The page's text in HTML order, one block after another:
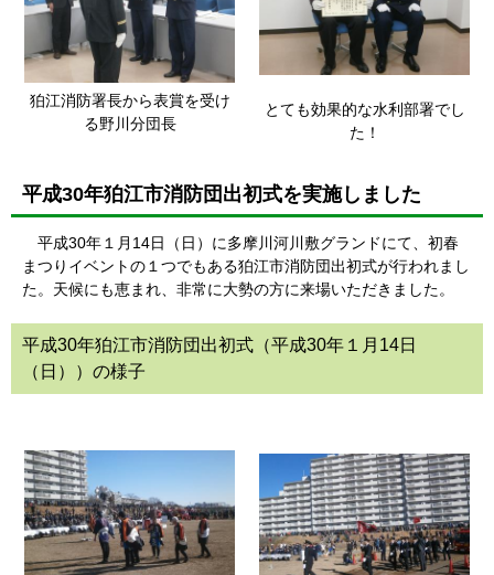
狛江消防署長から表賞を受け
る野川分団長
とても効果的な水利部署でし
た！
平成30年狛江市消防団出初式を実施しました
平成30年１月14日（日）に多摩川河川敷グランドにて、初春
まつりイベントの１つでもある狛江市消防団出初式が行われまし
た。天候にも恵まれ、非常に大勢の方に来場いただきました。
平成30年狛江市消防団出初式（平成30年１月14日
（日））の様子